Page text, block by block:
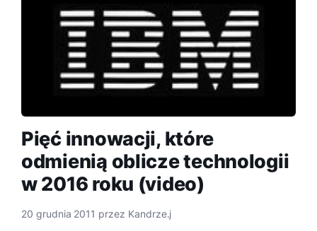
Pięć innowacji, które
odmienią oblicze technologii
w 2016 roku (video)
20 grudnia 2011 przez Kandrze.j